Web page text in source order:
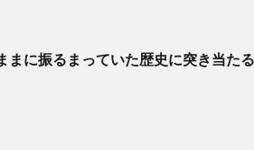
に振るまっていた歴史に突き当たる